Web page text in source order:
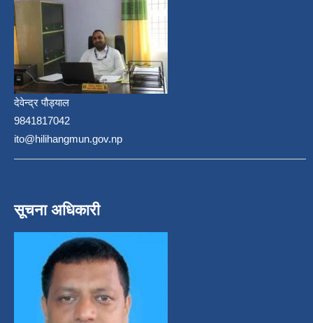
देवेन्द्र पौड्याल
9841817042
ito@hilihangmun.gov.np
सूचना अधिकारी